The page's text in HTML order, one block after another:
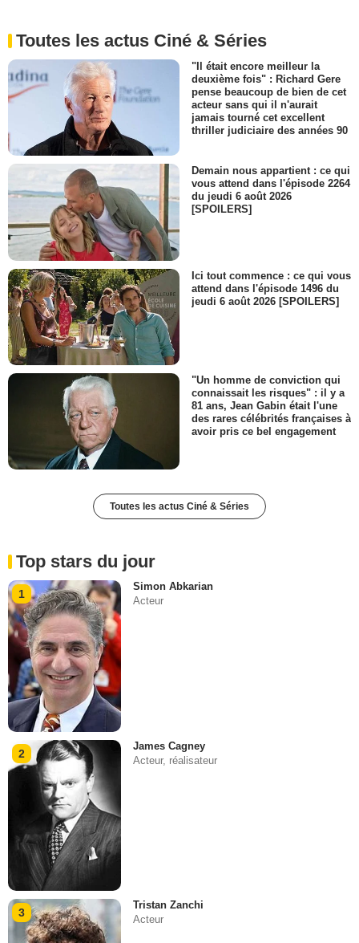
Toutes les actus Ciné & Séries
"Il était encore meilleur la
deuxième fois" : Richard Gere
pense beaucoup de bien de cet
acteur sans qui il n'aurait
jamais tourné cet excellent
thriller judiciaire des années 90
Demain nous appartient : ce qui
vous attend dans l'épisode 2264
du jeudi 6 août 2026
[SPOILERS]
Ici tout commence : ce qui vous
attend dans l'épisode 1496 du
jeudi 6 août 2026 [SPOILERS]
"Un homme de conviction qui
connaissait les risques" : il y a
81 ans, Jean Gabin était l'une
des rares célébrités françaises à
avoir pris ce bel engagement
Toutes les actus Ciné & Séries
Top stars du jour
1
Simon Abkarian
Acteur
2
James Cagney
Acteur, réalisateur
3
Tristan Zanchi
Acteur